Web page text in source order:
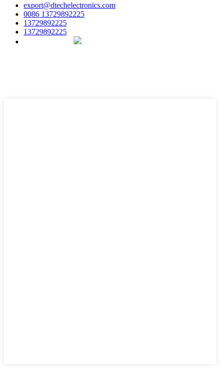
export@dtechelectronics.com
0086 13729892225
13729892225
13729892225